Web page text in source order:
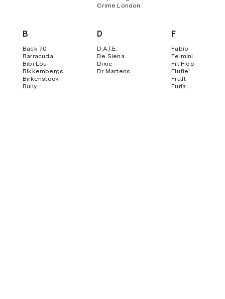
B
Back 70
Barracuda
Bibi Lou
Bikkembergs
Birkenstock
Bully
Crime London
D
D.a.t.e.
De Siena
Dixie
Dr Martens
F
Fabio
Felmini
Fit Flop
Flufie'
Fru.it
Furla